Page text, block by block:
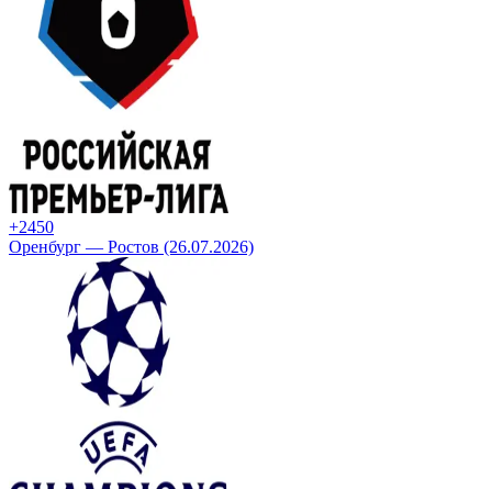
+2450
Оренбург — Ростов (26.07.2026)